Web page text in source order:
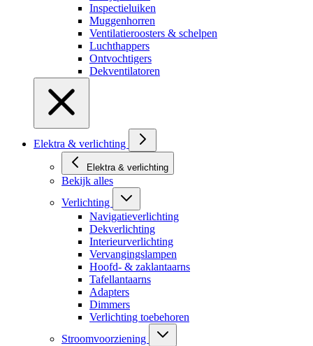
Inspectieluiken
Muggenhorren
Ventilatieroosters & schelpen
Luchthappers
Ontvochtigers
Dekventilatoren
Elektra & verlichting
Elektra & verlichting
Bekijk alles
Verlichting
Navigatieverlichting
Dekverlichting
Interieurverlichting
Vervangingslampen
Hoofd- & zaklantaarns
Tafellantaarns
Adapters
Dimmers
Verlichting toebehoren
Stroomvoorziening